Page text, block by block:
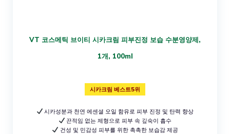
VT 코스메틱 브이티 시카크림 피부진정 보습 수분영양제,
1개, 100ml
시카크림 베스트5위
시카성분과 천연 에센셜 오일 함유로 피부 진정 및 탄력 향상
끈적임 없는 제형으로 피부 속 깊숙이 흡수
건성 및 민감성 피부를 위한 촉촉한 보습감 제공